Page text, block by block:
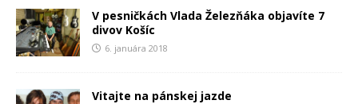
V pesničkách Vlada Železňáka objavíte 7
divov Košíc
6. januára 2018
Vitajte na pánskej jazde